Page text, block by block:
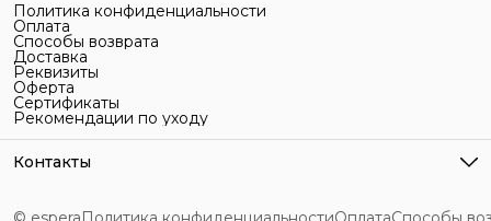
Политика конфиденциальности
Оплата
Способы возврата
Доставка
Реквизиты
Оферта
Сертификаты
Рекомендации по уходу
Контакты